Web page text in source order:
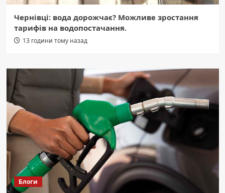
Чернівці: вода дорожчає? Можливе зростання
тарифів на водопостачання.
13 години тому назад
Блоги